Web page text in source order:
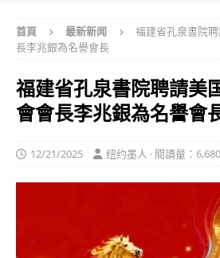
首頁 最新新闻
福建省孔泉書院
長李兆銀為名譽會長
福建省孔泉書院聘請美
會會長李兆銀為名譽會
12/21/2025 纽约墨人 · 閱讀量：